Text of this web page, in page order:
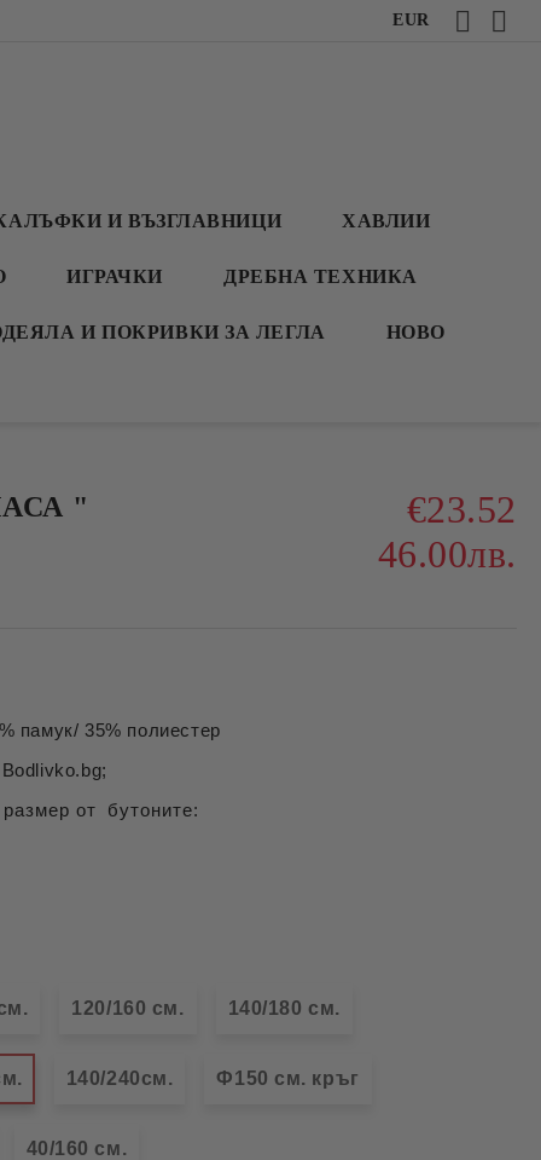
EUR
И ВЪЗГЛАВНИЦИ ХАВЛИИ
ИГРАЧКИ ДРЕБНА ТЕХНИКА
И ПОКРИВКИ ЗА ЛЕГЛА НОВО
"
€23.52
46.00лв.
35% полиестер
от бутоните:
120/160 см. 140/180 см.
140/240см. Ф150 см. кръг
40/160 см.